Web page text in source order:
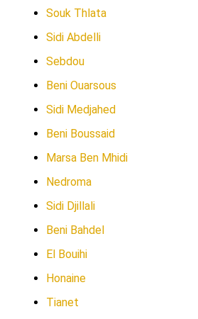
Souk Thlata
Sidi Abdelli
Sebdou
Beni Ouarsous
Sidi Medjahed
Beni Boussaid
Marsa Ben Mhidi
Nedroma
Sidi Djillali
Beni Bahdel
El Bouihi
Honaine
Tianet